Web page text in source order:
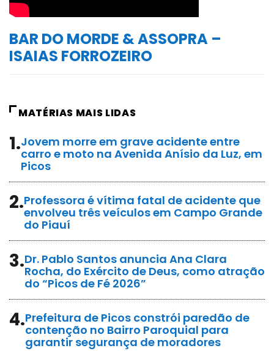
BAR DO MORDE & ASSOPRA –
ISAIAS FORROZEIRO
MATÉRIAS MAIS LIDAS
1.Jovem morre em grave acidente entre
carro e moto na Avenida Anísio da Luz, em
Picos
2.Professora é vítima fatal de acidente que
envolveu três veículos em Campo Grande
do Piauí
3.Dr. Pablo Santos anuncia Ana Clara
Rocha, do Exército de Deus, como atração
do “Picos de Fé 2026”
4.Prefeitura de Picos constrói paredão de
contenção no Bairro Paroquial para
garantir segurança de moradores